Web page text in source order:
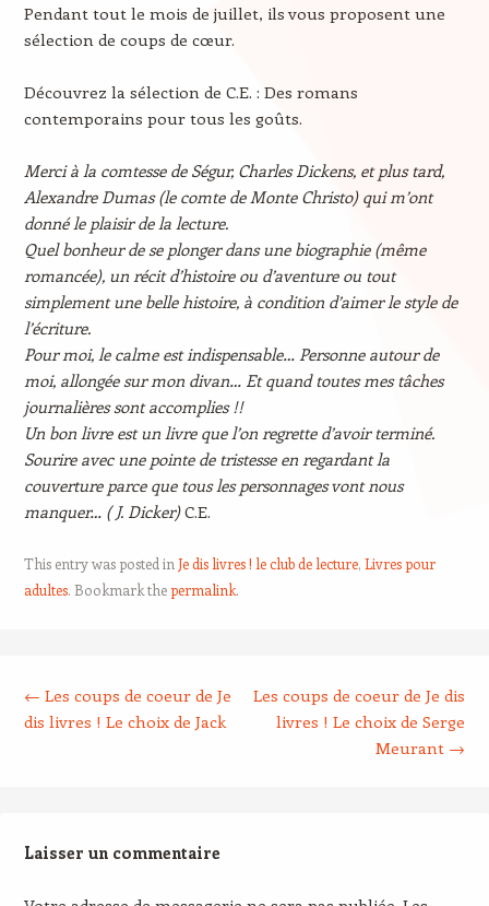
Pendant tout le mois de juillet, ils vous proposent une
sélection de coups de cœur.
Découvrez la sélection de C.E. : Des romans
contemporains pour tous les goûts.
Merci à la comtesse de Ségur, Charles Dickens, et plus tard,
Alexandre Dumas (le comte de Monte Christo) qui m’ont
donné le plaisir de la lecture.
Quel bonheur de se plonger dans une biographie (même
romancée), un récit d’histoire ou d’aventure ou tout
simplement une belle histoire, à condition d’aimer le style de
l’écriture.
Pour moi, le calme est indispensable… Personne autour de
moi, allongée sur mon divan… Et quand toutes mes tâches
journalières sont accomplies !!
Un bon livre est un livre que l’on regrette d’avoir terminé.
Sourire avec une pointe de tristesse en regardant la
couverture parce que tous les personnages vont nous
manquer… ( J. Dicker)C.E.
This entry was posted in Je dis livres ! le club de lecture, Livres pour
adultes. Bookmark thepermalink.
← Les coups de coeur de Je
dis livres ! Le choix de Jack
Les coups de coeur de Je dis
livres ! Le choix de Serge
Meurant →
Laisser un commentaire